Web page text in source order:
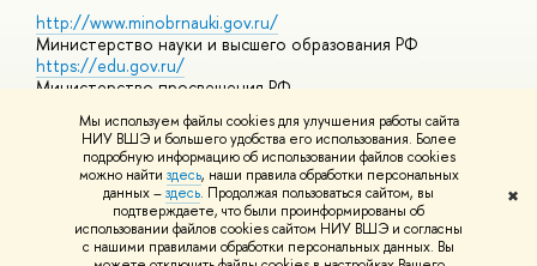
Мы используем файлы cookies для улучшения работы сайта
НИУ ВШЭ и большего удобства его использования. Более
подробную информацию об использовании файлов cookies
можно найти здесь, наши правила обработки персональных
данных –здесь. Продолжая пользоваться сайтом, вы
подтверждаете, что были проинформированы об
использовании файлов cookies сайтом НИУ ВШЭ и согласны
с нашими правилами обработки персональных данных. Вы
✖
http://www.minobrnauki.gov.ru/
Министерство науки и высшего образования РФ
https://edu.gov.ru/
Министерство просвещения РФ
https://elearning.hse.ru/mooc
Массовые открытые онлайн-курсы
© НИУ ВШЭ 1993–2026 Адреса и контактыУсловия
использования материалов Политика конфиденциальности
Шрифты HSE Sans и HSE Slab разработаны вШколе дизайна НИУ